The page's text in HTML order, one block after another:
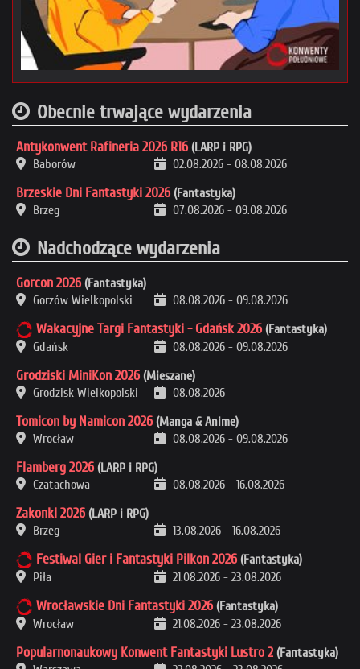
Obecnie trwające wydarzenia
Antykonwent Rafineria 2026 R16 (LARP i RPG)
Baborów
02.08.2026 - 08.08.2026
Brzeskie Dni Fantastyki 2026 (Fantastyka)
Brzeg
07.08.2026 - 09.08.2026
Nadchodzące wydarzenia
Gorcon 2026 (Fantastyka)
Gorzów Wielkopolski
08.08.2026 - 09.08.2026
Wakacyjne Targi Fantastyki - Gdańsk 2026 (Fantastyka)
Gdańsk
08.08.2026 - 09.08.2026
Grodziski MiniKon 2026 (Mieszane)
Grodzisk Wielkopolski
08.08.2026
Tomicon by Namicon 2026 (Manga & Anime)
Wrocław
08.08.2026 - 09.08.2026
Flamberg 2026 (LARP i RPG)
Czatachowa
08.08.2026 - 16.08.2026
Zakonki 2026 (LARP i RPG)
Brzeg
13.08.2026 - 16.08.2026
Festiwal Gier i Fantastyki Pilkon 2026 (Fantastyka)
Piła
21.08.2026 - 23.08.2026
Wrocławskie Dni Fantastyki 2026 (Fantastyka)
Wrocław
21.08.2026 - 23.08.2026
Popularnonaukowy Konwent Fantastyki Lustro 2 (Fantastyka)